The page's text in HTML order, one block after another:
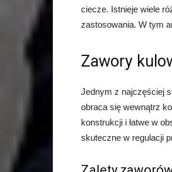
ciecze. Istnieje wiele
zastosowania. W tym
Zawory
Jednym z najczęściej
obraca się wewnątrz
konstrukcji i łatwe w
skuteczne w regulacji